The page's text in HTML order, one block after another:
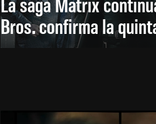
Bros. confirma la